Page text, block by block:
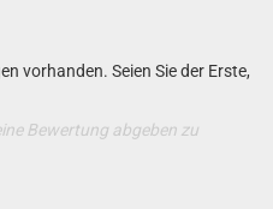
vorhanden. Seien Sie der Erste,
Bewertung abgeben zu